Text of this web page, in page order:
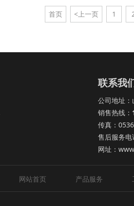
首页 <上一页 1
联系我
公司地址
销售热线：
传真：
售后服务
网址：
网站首页 产品服务